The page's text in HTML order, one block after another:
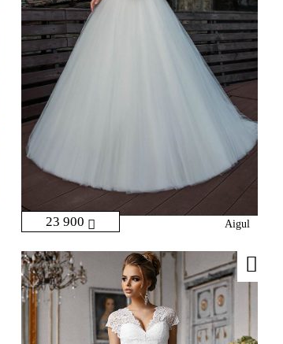
23 900 Aigul